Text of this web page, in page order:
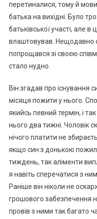
перетиналися, тому й мови
батька на вихідні. Було
батьківської участі, але в
влаштовував. Нещодавно
попрощався зі своєю
стало нудно.
Він згадав про існування
місяця пожити у нього.
якийсь певний термін, і
нього два тижні. Чоловік
нічого платити не
якщо син з донькою
тиждень, так аліменти
я навіть сперечатися з
Раніше він ніколи не
грошового забезпечення
провів з ними так багато